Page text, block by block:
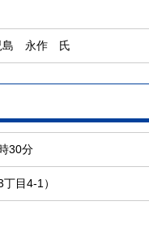
島 永作 氏
30分
目4-1）